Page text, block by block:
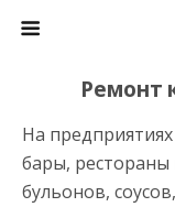
Ремонт
На
бары, рестораны
бульонов,